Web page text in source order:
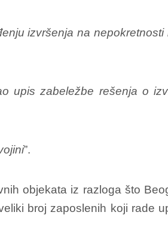
izvršenja na nepokretnosti
upis zabeležbe rešenja o
”.
objekata iz razloga što
broj zaposlenih koji rade